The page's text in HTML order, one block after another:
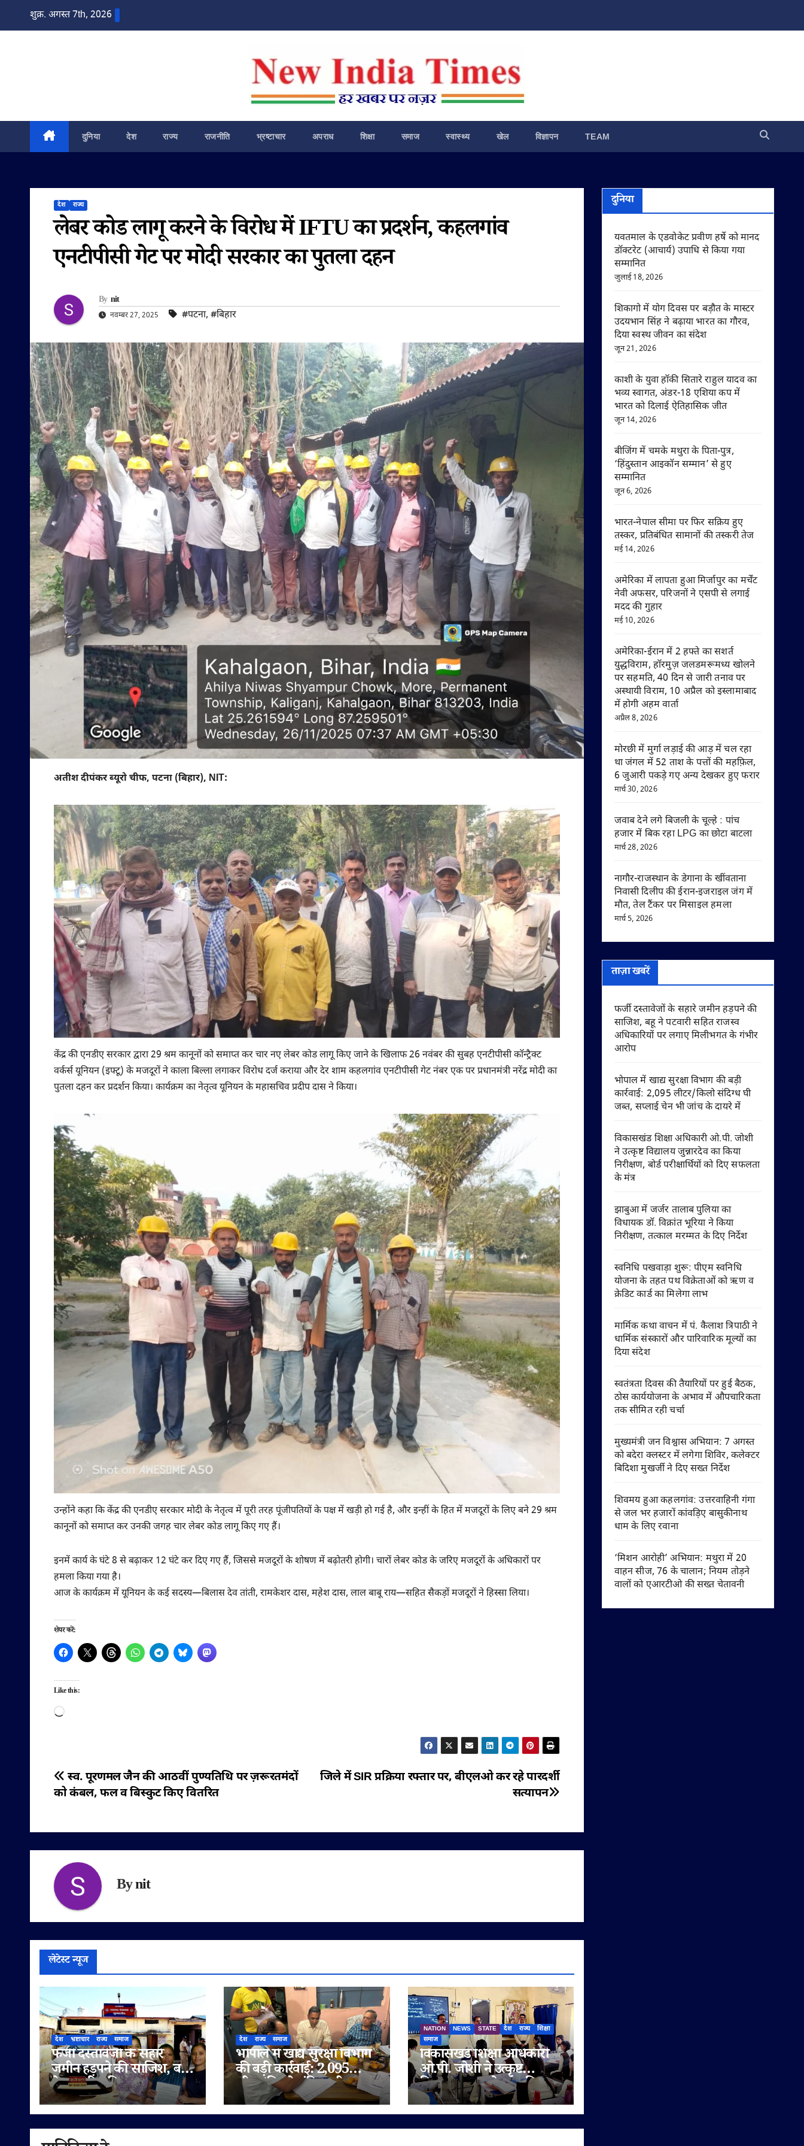
शुक्र. अगस्त 7th, 2026
दुनिया देश राज्य राजनीति भ्रष्टाचार अपराध शिक्षा समाज स्वास्थ्य खेल विज्ञापन TEAM
देश राज्य
लेबर कोड लागू करने के विरोध में IFTU का प्रदर्शन, कहलगांव
एनटीपीसी गेट पर मोदी सरकार का पुतला दहन
By nit
नवम्बर 27, 2025 #पटना, #बिहार
अतीश दीपंकर ब्यूरो चीफ, पटना (बिहार), NIT:
केंद्र की एनडीए सरकार द्वारा 29 श्रम कानूनों को समाप्त कर चार नए लेबर कोड लागू किए जाने के खिलाफ 26 नवंबर की सुबह एनटीपीसी कॉन्ट्रैक्ट
वर्कर्स यूनियन (इफ्टू) के मजदूरों ने काला बिल्ला लगाकर विरोध दर्ज कराया और देर शाम कहलगांव एनटीपीसी गेट नंबर एक पर प्रधानमंत्री नरेंद्र मोदी का
पुतला दहन कर प्रदर्शन किया। कार्यक्रम का नेतृत्व यूनियन के महासचिव प्रदीप दास ने किया।
उन्होंने कहा कि केंद्र की एनडीए सरकार मोदी के नेतृत्व में पूरी तरह पूंजीपतियों के पक्ष में खड़ी हो गई है, और इन्हीं के हित में मजदूरों के लिए बने 29 श्रम
कानूनों को समाप्त कर उनकी जगह चार लेबर कोड लागू किए गए हैं।
इनमें कार्य के घंटे 8 से बढ़ाकर 12 घंटे कर दिए गए हैं, जिससे मजदूरों के शोषण में बढ़ोतरी होगी। चारों लेबर कोड के जरिए मजदूरों के अधिकारों पर
हमला किया गया है।
आज के कार्यक्रम में यूनियन के कई सदस्य—बिलास देव तांती, रामकेशर दास, महेश दास, लाल बाबू राय—सहित सैकड़ों मजदूरों ने हिस्सा लिया।
शेयर करें:
Like this:
Loading…
पोस्ट
नेविगेशन
जिले में SIR प्रक्रिया रफ्तार पर, बीएलओ कर रहे पारदर्शी
सत्यापन
स्व. पूरणमल जैन की आठवीं पुण्यतिथि पर ज़रूरतमंदों
को कंबल, फल व बिस्कुट किए वितरित
Bynit
लेटेस्ट न्यूज
देश भ्रष्टाचार राज्य समाज
फर्जी दस्तावेजों के सहारे
जमीन हड़पने की साजिश, बहू
ने पटवारी सहित राजस्व
अधिकारियों पर लगाए
मिलीभगत के गंभीर आरोप
देश राज्य समाज
भोपाल में खाद्य सुरक्षा विभाग
की बड़ी कार्रवाई: 2,095
लीटर/किलो संदिग्ध घी जब्त,
सप्लाई चेन भी जांच के दायरे
में
NATION NEWS STATE देश राज्य
शिक्षा
समाज
विकासखंड शिक्षा अधिकारी
ओ.पी. जोशी ने उत्कृष्ट
विद्यालय जुन्नारदेव का किया
निरीक्षण, बोर्ड परीक्षार्थियों को
दिए सफलता के मंत्र
दुनिया
यवतमाल के एडवोकेट प्रवीण हर्षे को मानद
डॉक्टरेट (आचार्य) उपाधि से किया गया
सम्मानित
जुलाई 18, 2026
शिकागो में योग दिवस पर बड़ौत के मास्टर
उदयभान सिंह ने बढ़ाया भारत का गौरव,
दिया स्वस्थ जीवन का संदेश
जून 21, 2026
काशी के युवा हॉकी सितारे राहुल यादव का
भव्य स्वागत, अंडर-18 एशिया कप में
भारत को दिलाई ऐतिहासिक जीत
जून 14, 2026
बीजिंग में चमके मथुरा के पिता-पुत्र,
‘हिंदुस्तान आइकॉन सम्मान’ से हुए
सम्मानित
जून 6, 2026
भारत-नेपाल सीमा पर फिर सक्रिय हुए
तस्कर, प्रतिबंधित सामानों की तस्करी तेज
मई 14, 2026
अमेरिका में लापता हुआ मिर्जापुर का मर्चेंट
नेवी अफसर, परिजनों ने एसपी से लगाई
मदद की गुहार
मई 10, 2026
अमेरिका-ईरान में 2 हफ्ते का सशर्त
युद्धविराम, हॉरमुज़ जलडमरूमध्य खोलने
पर सहमति, 40 दिन से जारी तनाव पर
अस्थायी विराम, 10 अप्रैल को इस्लामाबाद
में होगी अहम वार्ता
अप्रैल 8, 2026
मोरछी में मुर्गा लड़ाई की आड़ में चल रहा
था जंगल में 52 ताश के पत्तों की महफ़िल,
6 जुआरी पकड़े गए अन्य देखकर हुए फरार
मार्च 30, 2026
जवाब देने लगे बिजली के चूल्हे : पांच
हजार में बिक रहा LPG का छोटा बाटला
मार्च 28, 2026
नागौर-राजस्थान के डेगाना के खींवताना
निवासी दिलीप की ईरान-इजराइल जंग में
मौत, तेल टैंकर पर मिसाइल हमला
मार्च 5, 2026
ताज़ा खबरें
फर्जी दस्तावेजों के सहारे जमीन हड़पने की
साजिश, बहू ने पटवारी सहित राजस्व
अधिकारियों पर लगाए मिलीभगत के गंभीर
आरोप
भोपाल में खाद्य सुरक्षा विभाग की बड़ी
कार्रवाई: 2,095 लीटर/किलो संदिग्ध घी
जब्त, सप्लाई चेन भी जांच के दायरे में
विकासखंड शिक्षा अधिकारी ओ.पी. जोशी
ने उत्कृष्ट विद्यालय जुन्नारदेव का किया
निरीक्षण, बोर्ड परीक्षार्थियों को दिए सफलता
के मंत्र
झाबुआ में जर्जर तालाब पुलिया का
विधायक डॉ. विक्रांत भूरिया ने किया
निरीक्षण, तत्काल मरम्मत के दिए निर्देश
स्वनिधि पखवाड़ा शुरू: पीएम स्वनिधि
योजना के तहत पथ विक्रेताओं को ऋण व
क्रेडिट कार्ड का मिलेगा लाभ
मार्मिक कथा वाचन में पं. कैलाश त्रिपाठी ने
धार्मिक संस्कारों और पारिवारिक मूल्यों का
दिया संदेश
स्वतंत्रता दिवस की तैयारियों पर हुई बैठक,
ठोस कार्ययोजना के अभाव में औपचारिकता
तक सीमित रही चर्चा
मुख्यमंत्री जन विश्वास अभियान: 7 अगस्त
को बदेरा क्लस्टर में लगेगा शिविर, कलेक्टर
बिदिशा मुखर्जी ने दिए सख्त निर्देश
शिवमय हुआ कहलगांव: उत्तरवाहिनी गंगा
से जल भर हजारों कांवड़िए बासुकीनाथ
धाम के लिए रवाना
‘मिशन आरोही’ अभियान: मथुरा में 20
वाहन सीज, 76 के चालान; नियम तोड़ने
वालों को एआरटीओ की सख्त चेतावनी